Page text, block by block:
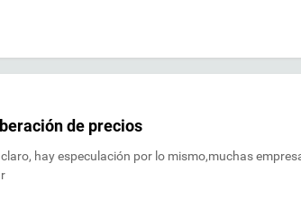
de precios
hay especulación por lo mismo,muchas